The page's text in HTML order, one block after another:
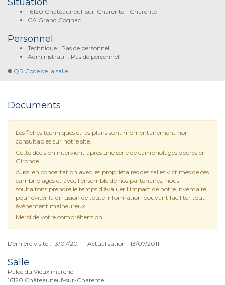
16120 Châteauneuf-sur-Charente - Charente
CA Grand Cognac
Personnel
Technique : Pas de personnel
Administratif : Pas de personnel
QR Code de la salle
Documents
Les fiches techniques et les plans sont momentanément non
consultables sur notre site.
Cette décision intervient après une série de cambriolages opérés en
Gironde.
Aussi en concertation avec les propriétaires des salles victimes de ces
cambriolages et avec l’ensemble de nos partenaires, nous
souhaitons prendre le temps d’évaluer l’impact de notre inventaire
pour éviter la diffusion de toute information pouvant faciliter tout
évènement malheureux.
Merci de votre compréhension.
Dernière visite : 13/07/2011 - Actualisation : 13/07/2011
Salle
Palce du Vieux marché
16120 Châteauneuf-sur-Charente